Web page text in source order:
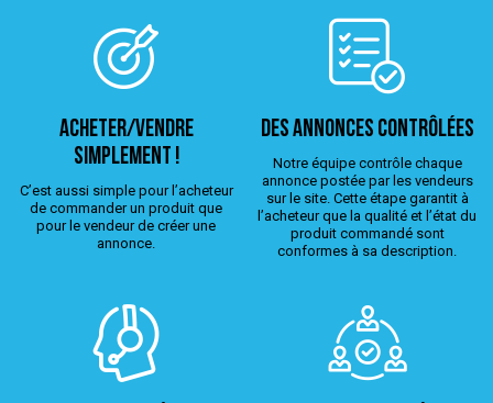
ACHETER/VENDRE
simplement !
C’est aussi simple pour l’acheteur
de commander un produit que
pour le vendeur de créer une
annonce.
Des annonces contrôlées
Notre équipe contrôle chaque
annonce postée par les vendeurs
sur le site. Cette étape garantit à
l’acheteur que la qualité et l’état du
produit commandé sont
conformes à sa description.